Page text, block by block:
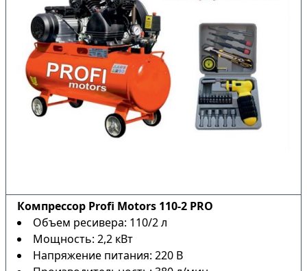
Компрессор Profi Motors 110-2 PRO
Объем ресивера: 110/2 л
Мощность: 2,2 кВт
Напряжение питания: 220 В